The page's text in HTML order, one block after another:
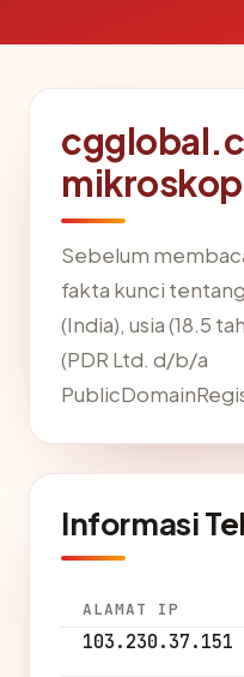
mikroskop
Sebelum
fakta kunci tentang
(India), usia (18.5
(PDR Ltd. d/b/a
Informasi
ALAMAT IP
103.230.37.151